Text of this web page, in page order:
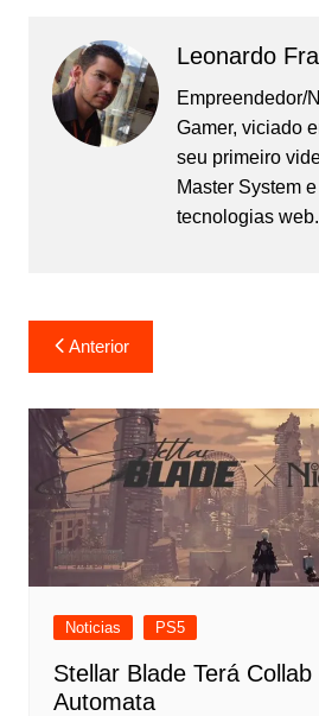
Leonardo
Empreendedor/
Gamer, viciado
seu primeiro
Master System
tecnologias web.
Navegação
de
Post
Anterior
Noticias PS5
Stellar Blade Terá
Automata